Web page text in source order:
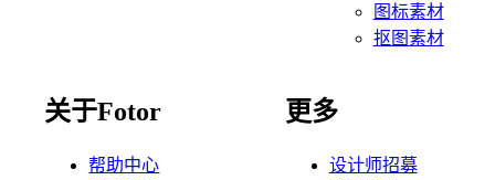
图标素材
抠图素材
关于Fotor
帮助中心
更多
设计师招募